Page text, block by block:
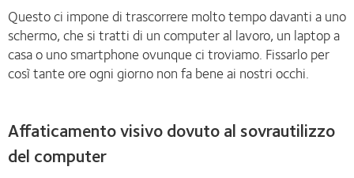
Questo ci impone di trascorrere molto tempo davanti a uno
schermo, che si tratti di un computer al lavoro, un laptop a
casa o uno smartphone ovunque ci troviamo. Fissarlo per
così tante ore ogni giorno non fa bene ai nostri occhi.
Affaticamento visivo dovuto al sovrautilizzo
del computer